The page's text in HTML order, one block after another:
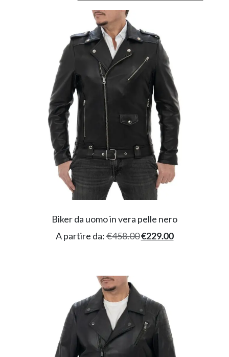
Biker da uomo in vera pelle nero
A partire da:€458.00€229.00